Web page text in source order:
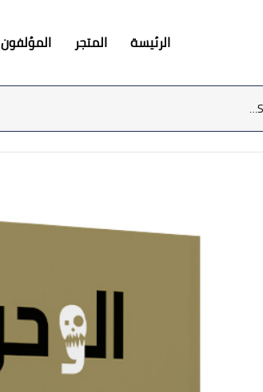
الرئيسة المتجر المؤلفون